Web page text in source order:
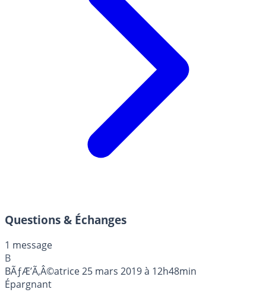
Questions & Échanges
1 message
B
BÃƒÆ’Ã‚Â©atrice25 mars 2019 à 12h48min
Épargnant